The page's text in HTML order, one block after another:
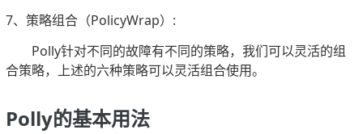
7、策略组合（PolicyWrap）:
Polly针对不同的故障有不同的策略，我们可以灵活的组
合策略，上述的六种策略可以灵活组合使用。
Polly的基本用法